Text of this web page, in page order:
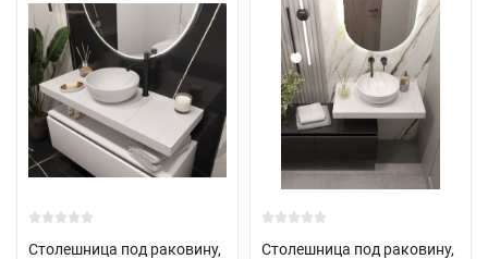
Столешница под раковину,
Столешница под раковину,